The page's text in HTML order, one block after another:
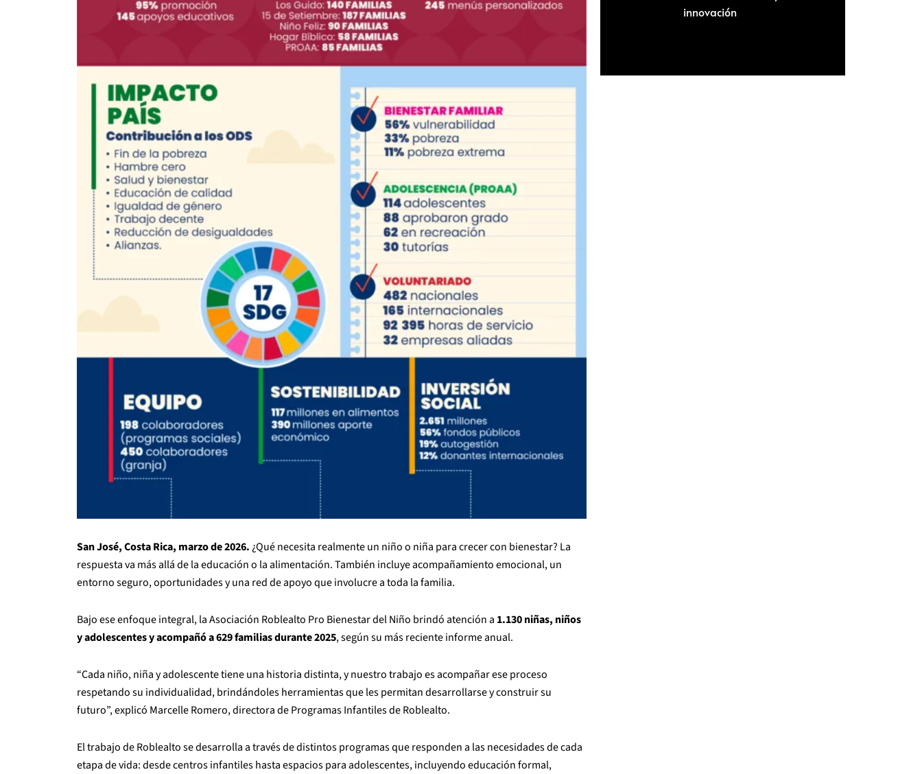
San José, Costa Rica, marzo de 2026.¿Qué necesita realmente un niño o niña para crecer con bienestar? La
respuesta va más allá de la educación o la alimentación. También incluye acompañamiento emocional, un
entorno seguro, oportunidades y una red de apoyo que involucre a toda la familia.
Bajo ese enfoque integral, la Asociación Roblealto Pro Bienestar del Niño brindó atención a 1.130 niñas, niños
y adolescentes y acompañó a 629 familias durante 2025, según su más reciente informe anual.
“Cada niño, niña y adolescente tiene una historia distinta, y nuestro trabajo es acompañar ese proceso
respetando su individualidad, brindándoles herramientas que les permitan desarrollarse y construir su
futuro”, explicó Marcelle Romero, directora de Programas Infantiles de Roblealto.
El trabajo de Roblealto se desarrolla a través de distintos programas que responden a las necesidades de cada
etapa de vida: desde centros infantiles hasta espacios para adolescentes, incluyendo educación formal,
innovación